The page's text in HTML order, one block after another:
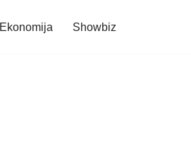
Ekonomija Showbiz